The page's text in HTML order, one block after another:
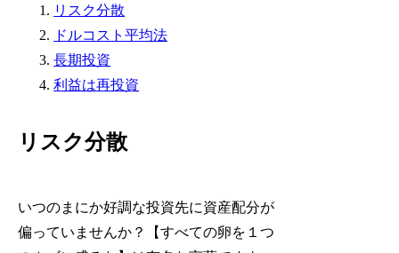
リスク分散
ドルコスト平均法
長期投資
利益は再投資
リスク分散
いつのまにか好調な投資先に資産配分が
偏っていませんか？【すべての卵を１つ